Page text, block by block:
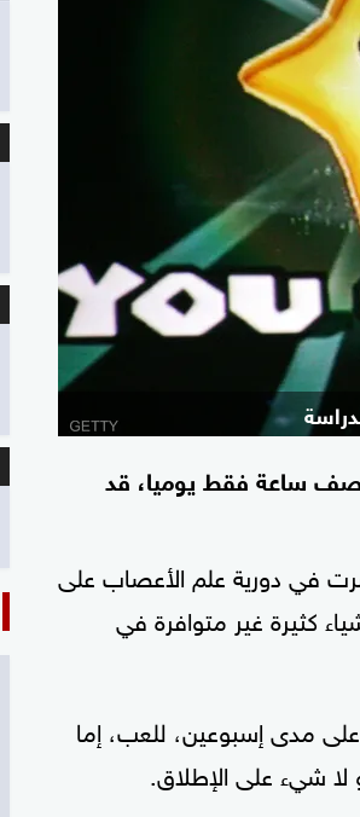
نصف ساعة فقط يوميا، قد
الفيديو، ونشرت في دورية علم الأعصاب على
كثيرة غير متوافرة في
مدى إسبوعين، للعب، إما
لا شيء على الإطلاق.